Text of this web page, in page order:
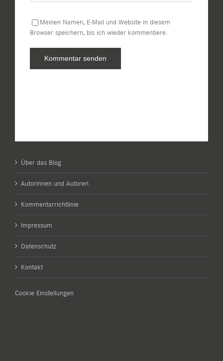
Meinen Namen, E-Mail und Website in diesem
Browser speichern, bis ich wieder kommentiere.
Über das Blog
Autorinnen und Autoren
Kommentarrichtlinie
Impressum
Datenschutz
Kontakt
Cookie Einstellungen